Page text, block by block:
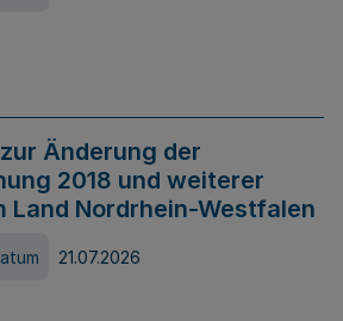
Änderung der
2018 und weiterer
Land Nordrhein-Westfalen
21.07.2026